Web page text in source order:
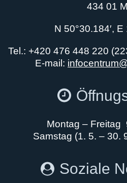
434 01
N 50°30.184′, E
Tel.: +420 476 448 220
E-mail:
Montag – Freitag
Samstag (1. 5. – 30.
Soziale